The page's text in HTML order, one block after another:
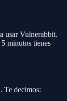
usar Vulnerabbit.
minutos tienes
Te decimos: